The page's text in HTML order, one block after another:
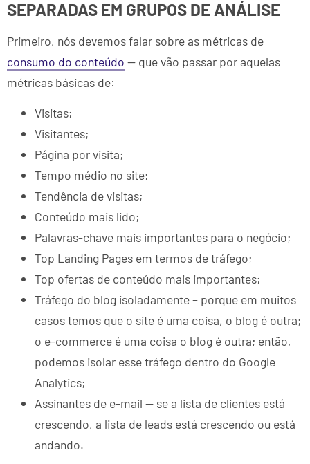
SEPARADAS EM GRUPOS DE ANÁLISE
Primeiro, nós devemos falar sobre as métricas de
consumo do conteúdo — que vão passar por aquelas
métricas básicas de:
Visitas;
Visitantes;
Página por visita;
Tempo médio no site;
Tendência de visitas;
Conteúdo mais lido;
Palavras-chave mais importantes para o negócio;
Top Landing Pages em termos de tráfego;
Top ofertas de conteúdo mais importantes;
Tráfego do blog isoladamente – porque em muitos
casos temos que o site é uma coisa, o blog é outra;
o e-commerce é uma coisa o blog é outra; então,
podemos isolar esse tráfego dentro do Google
Analytics;
Assinantes de e-mail — se a lista de clientes está
crescendo, a lista de leads está crescendo ou está
andando.